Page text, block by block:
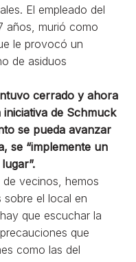
El empleado del
años, murió como
le provocó un
de asiduos
cerrado y ahora
de Schmuck
se pueda avanzar
se “implemente un
de vecinos, hemos
sobre el local en
que escuchar la
que
como las del